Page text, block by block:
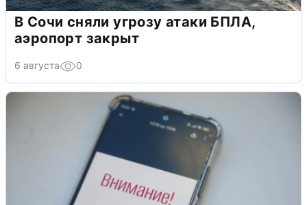
В Сочи сняли угрозу атаки БПЛА,
аэропорт закрыт
6 августа 0